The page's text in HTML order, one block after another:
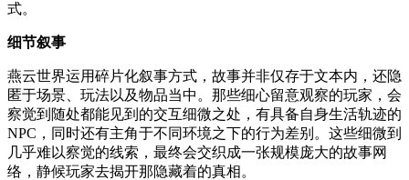
式。
细节叙事
燕云世界运用碎片化叙事方式，故事并非仅存于文本内，还隐
匿于场景、玩法以及物品当中。那些细心留意观察的玩家，会
察觉到随处都能见到的交互细微之处，有具备自身生活轨迹的
NPC，同时还有主角于不同环境之下的行为差别。这些细微到
几乎难以察觉的线索，最终会交织成一张规模庞大的故事网
络，静候玩家去揭开那隐藏着的真相。